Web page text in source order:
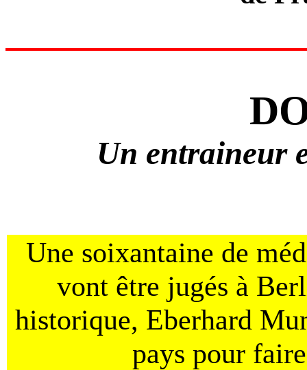
Un entraineur
Une soixantaine de
vont être jugés à
historique, Eberhard
pays pour